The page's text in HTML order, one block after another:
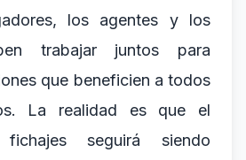
los agentes y los
trabajar juntos para
que beneficien a todos
La realidad es que el
seguirá siendo